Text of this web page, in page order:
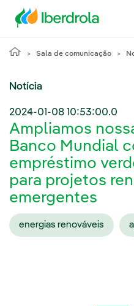
Sala de comunicação
Notícia
2024-01-08 10:53:00.0
Ampliamos
Banco Mundial
empréstimo
para projetos
emergentes
energias renováveis